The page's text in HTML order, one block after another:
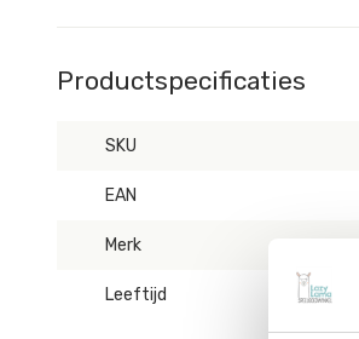
Productspecificaties
SKU
EAN
Merk
Leeftijd